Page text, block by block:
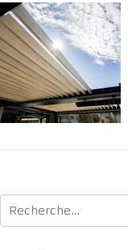
Rechercher :